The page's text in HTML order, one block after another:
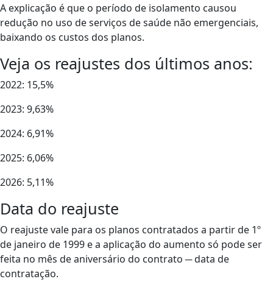
A explicação é que o período de isolamento causou
redução no uso de serviços de saúde não emergenciais,
baixando os custos dos planos.
Veja os reajustes dos últimos anos:
2022: 15,5%
2023: 9,63%
2024: 6,91%
2025: 6,06%
2026: 5,11%
Data do reajuste
O reajuste vale para os planos contratados a partir de 1º
de janeiro de 1999 e a aplicação do aumento só pode ser
feita no mês de aniversário do contrato ─ data de
contratação.